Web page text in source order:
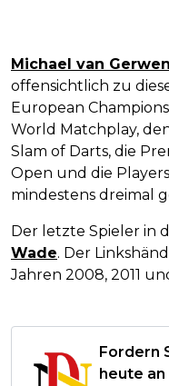
Michael van Gerwen
offensichtlich zu
European
World Matchplay,
Slam of Darts, die
Open und die
mindestens dreimal
Der letzte Spieler in
Wade. Der
Jahren 2008, 2011
Fordern
heute an